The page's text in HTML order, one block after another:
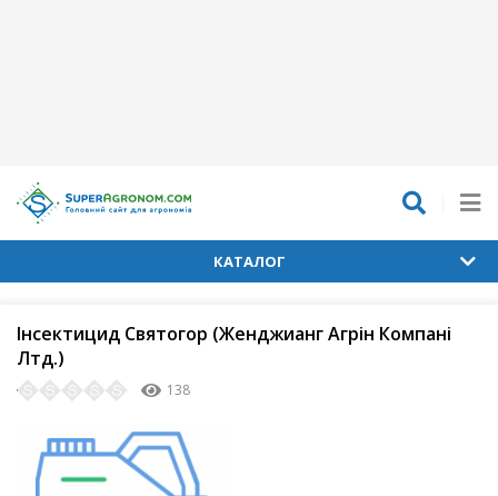
КАТАЛОГ
Інсектицид Святогор (Женджианг Агрін Компані
Лтд.)
138